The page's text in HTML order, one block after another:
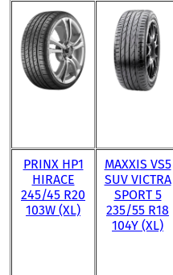
PRINX HP1
HIRACE
245/45 R20
103W (XL)
MAXXIS VS5
SUV VICTRA
SPORT 5
235/55 R18
104Y (XL)